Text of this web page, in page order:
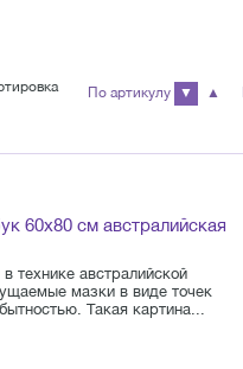
По артикулу ▼ ▲
60х80 см австралийская
технике австралийской
мазки в виде точек
Такая картина...